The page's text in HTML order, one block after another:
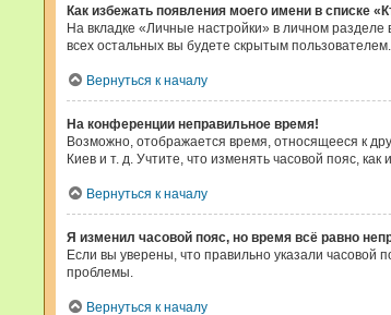
Как избежать появления моего имени в списке
На вкладке «Личные настройки» в личном
всех остальных вы будете скрытым пользователем.
Вернуться к началу
На конференции неправильное время!
Возможно, отображается время, относящееся к
Киев и т. д. Учтите, что изменять часовой пояс,
Вернуться к началу
Я изменил часовой пояс, но время всё равно
Если вы уверены, что правильно указали часовой
проблемы.
Вернуться к началу